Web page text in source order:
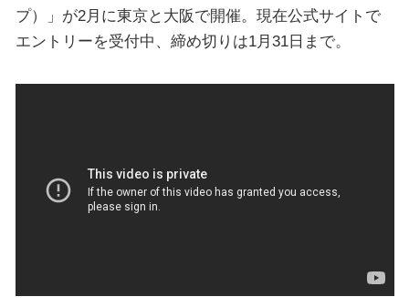
プ）」が2月に東京と大阪で開催。現在公式サイトで
エントリーを受付中、締め切りは1月31日まで。